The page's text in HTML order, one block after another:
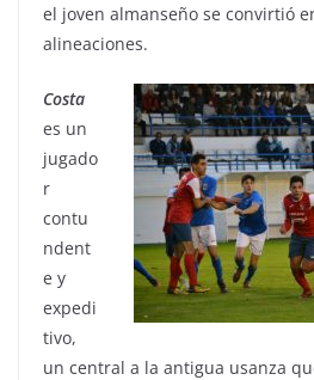
el joven almanseño se convirtió
alineaciones.
Costa
es un
jugado
r
contu
ndent
e y
expedi
tivo,
un central a la antigua usanza